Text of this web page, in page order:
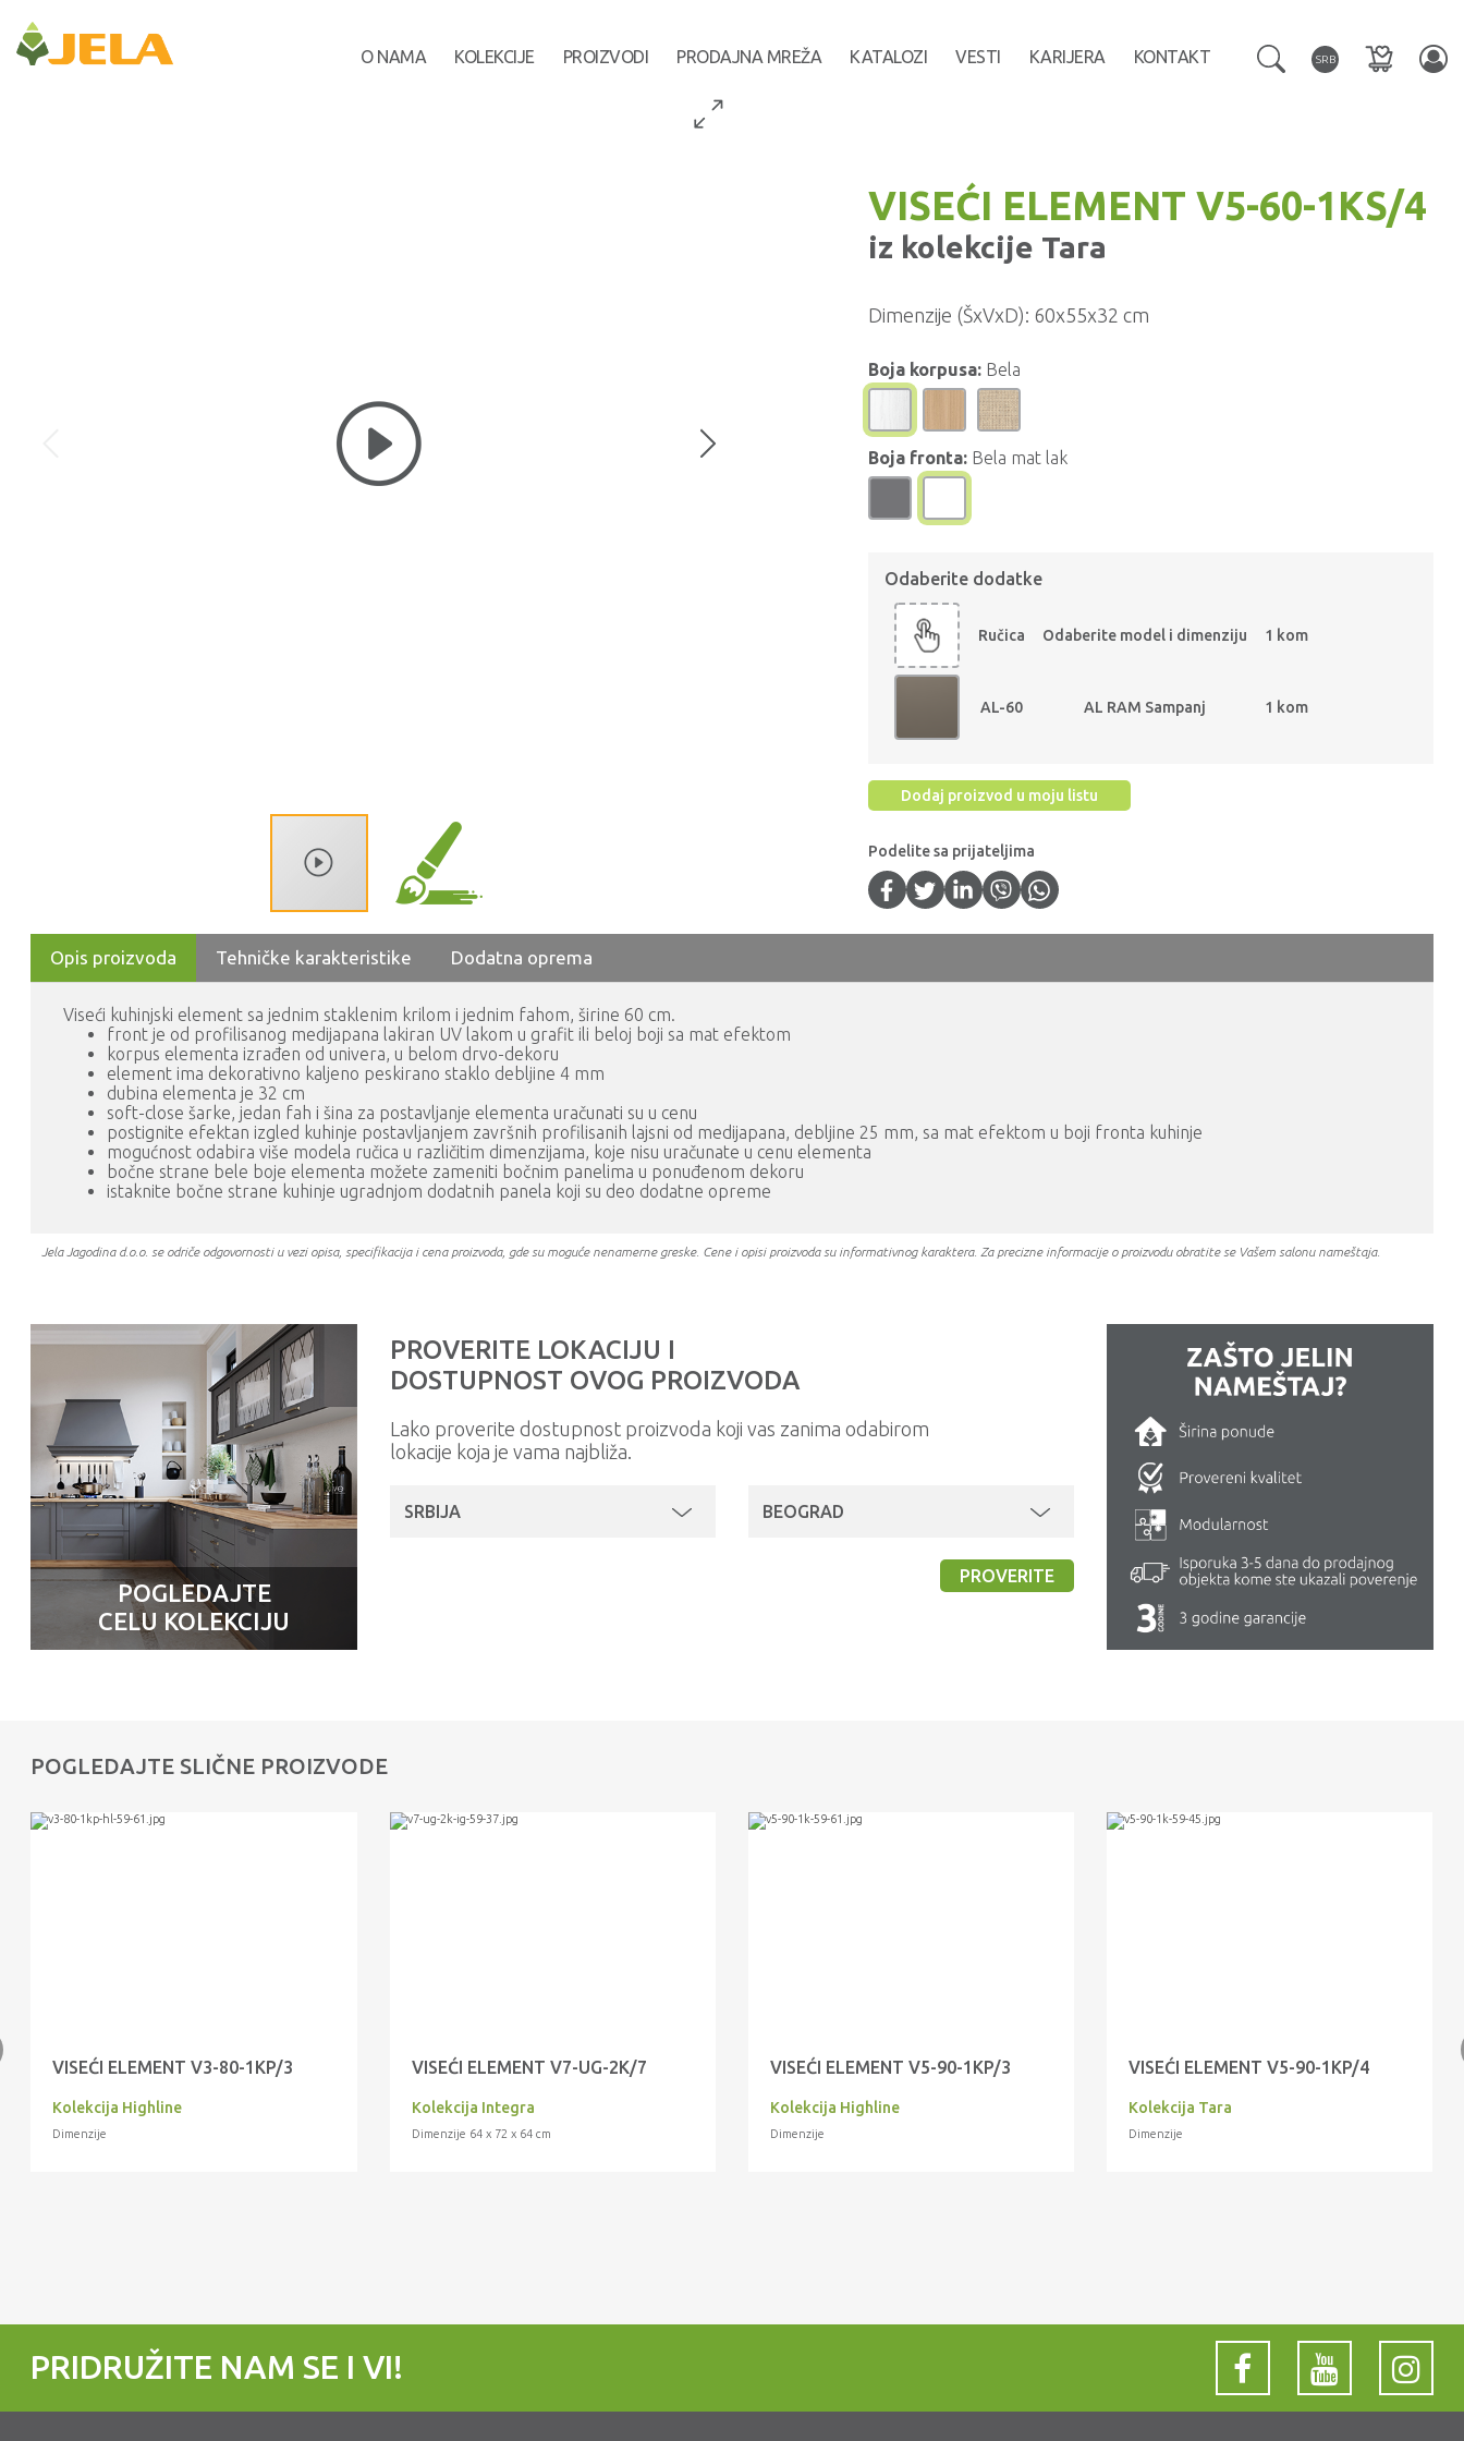
O NAMA KOLEKCIJE PROIZVODI PRODAJNA MREŽA KATALOZI VESTI KARIJERA KONTAKT SRB
VISEĆI ELEMENT V5-60-1KS/4
iz kolekcije Tara
Dimenzije (ŠxVxD): 60x55x32 cm
Boja korpusa: Bela
Boja fronta: Bela mat lak
Odaberite dodatke
Ručica Odaberite model i dimenziju 1 kom
AL-60 AL RAM Sampanj 1 kom
Dodaj proizvod u moju listu
Podelite sa prijateljima
Opis proizvoda Tehničke karakteristike Dodatna oprema
Viseći kuhinjski element sa jednim staklenim krilom i jednim fahom, širine 60 cm.
front je od profilisanog medijapana lakiran UV lakom u grafit ili beloj boji sa mat efektom
korpus elementa izrađen od univera, u belom drvo-dekoru
element ima dekorativno kaljeno peskirano staklo debljine 4 mm
dubina elementa je 32 cm
soft-close šarke, jedan fah i šina za postavljanje elementa uračunati su u cenu
postignite efektan izgled kuhinje postavljanjem završnih profilisanih lajsni od medijapana, debljine 25 mm, sa mat efektom u boji fronta kuhinje
mogućnost odabira više modela ručica u različitim dimenzijama, koje nisu uračunate u cenu elementa
bočne strane bele boje elementa možete zameniti bočnim panelima u ponuđenom dekoru
istaknite bočne strane kuhinje ugradnjom dodatnih panela koji su deo dodatne opreme
Jela Jagodina d.o.o. se odriče odgovornosti u vezi opisa, specifikacija i cena proizvoda, gde su moguće nenamerne greske. Cene i opisi proizvoda su informativnog karaktera. Za precizne informacije o proizvodu obratite se Vašem salonu nameštaja.
PROVERITE LOKACIJU I
DOSTUPNOST OVOG PROIZVODA
Lako proverite dostupnost proizvoda koji vas zanima odabirom
lokacije koja je vama najbliža.
SRBIJA BEOGRAD
PROVERITE
POGLEDAJTE
CELU KOLEKCIJU
POGLEDAJTE SLIČNE PROIZVODE
VISEĆI ELEMENT V3-80-1KP/3
Kolekcija Highline
Dimenzije
VISEĆI ELEMENT V7-UG-2K/7
Kolekcija Integra
Dimenzije 64 x 72 x 64 cm
VISEĆI ELEMENT V5-90-1KP/3
Kolekcija Highline
Dimenzije
VISEĆI ELEMENT V5-90-1KP/4
Kolekcija Tara
Dimenzije
PRIDRUŽITE NAM SE I VI!